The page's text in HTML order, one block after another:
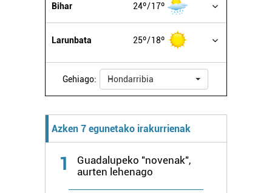
Bihar 24º 17º
Larunbata 25º 18º
Gehiago: Hondarribia
Azken 7 egunetako irakurrienak
1
Guadalupeko "novenak",
aurten lehenago